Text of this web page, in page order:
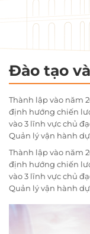
Đào tạo
Thành lập vào năm
định hướng chiến
vào 3 lĩnh vực chủ
Quản lý vận hành
Thành lập vào năm
định hướng chiến
vào 3 lĩnh vực chủ
Quản lý vận hành